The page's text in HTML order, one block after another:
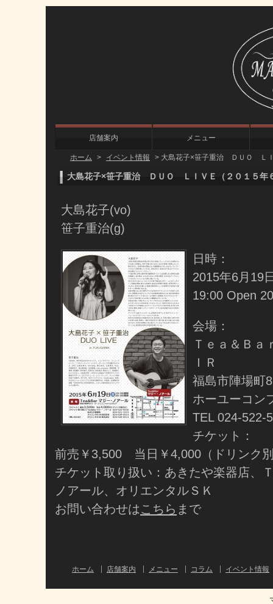
店舗案内 メニュー
ホーム > イベント情報 > 大島花子×笹子重治 ＤＵＯ Ｌ
大島花子×笹子重治 ＤＵＯ ＬＩＶＥ（２０１５年
大島花子(vo)
笹子重治(g)
日時：
2015年6月19
19:00 Open
会場：
Ｔｅａ＆Ｂ
ＩＲ
福島市陣場町
ホーユーコ
TEL 024-522-
チケット：
前売￥3,500 当日￥4,000（ドリンク
チケット取り扱い：あきたや楽器店、
ノアール、オリエンタルＳＫ
お問い合わせはこちら まで
ホーム 店舗案内 メニュー コラム イベント情報